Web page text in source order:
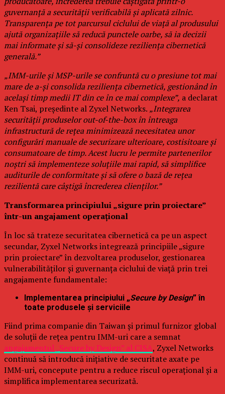
guvernanță a securității verificabilă și aplicată zilnic.
Transparența pe tot parcursul ciclului de viață al produsului
ajută organizațiile să reducă punctele oarbe, să ia decizii
mai informate și să-și consolideze reziliența cibernetică
generală.”
„IMM-urile și MSP-urile se confruntă cu o presiune tot mai
mare de a-și consolida reziliența cibernetică, gestionând în
același timp medii IT din ce în ce mai complexe”, a declarat
Ken Tsai, președinte al Zyxel Networks. „Integrarea
securității produselor out-of-the-box în întreaga
infrastructură de rețea minimizează necesitatea unor
configurări manuale de securizare ulterioare, costisitoare și
consumatoare de timp. Acest lucru le permite partenerilor
noștri să implementeze soluțiile mai rapid, să simplifice
auditurile de conformitate și să ofere o bază de rețea
rezilientă care câștigă încrederea clienților.”
Transformarea principiului „sigure prin proiectare”
într-un angajament operațional
În loc să trateze securitatea cibernetică ca pe un aspect
secundar, Zyxel Networks integrează principiile „sigure
prin proiectare” în dezvoltarea produselor, gestionarea
vulnerabilităților și guvernanța ciclului de viață prin trei
angajamente fundamentale:
Implementarea principiului „Secure by Design” în
toate produsele și serviciile
Fiind prima companie din Taiwan și primul furnizor global
de soluții de rețea pentru IMM-uri care a semnat
angajamentul „Secure by Design” al CISA, Zyxel Networks
continuă să introducă inițiative de securitate axate pe
IMM-uri, concepute pentru a reduce riscul operațional și a
simplifica implementarea securizată.